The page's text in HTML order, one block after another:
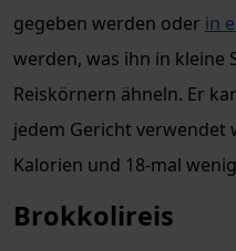
gegeben werden oder in
werden, was ihn in kleine
Reiskörnern ähneln. Er
jedem Gericht verwendet
Kalorien und 18-mal
Brokkolireis